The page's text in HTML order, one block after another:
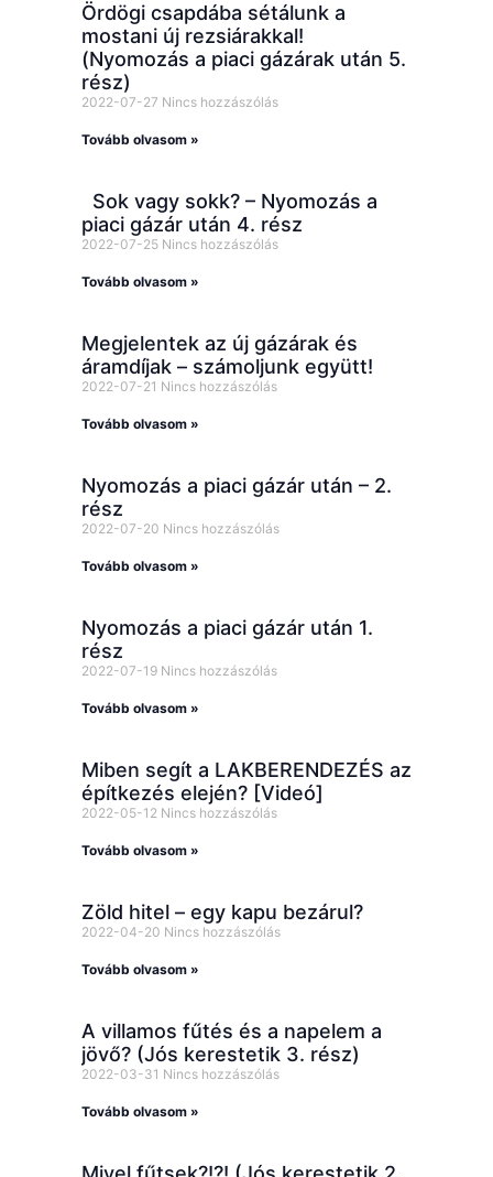
Ördögi csapdába sétálunk a
mostani új rezsiárakkal!
(Nyomozás a piaci gázárak után 5.
rész)
2022-07-27 Nincs hozzászólás
Tovább olvasom »
Sok vagy sokk? – Nyomozás a
piaci gázár után 4. rész
2022-07-25 Nincs hozzászólás
Tovább olvasom »
Megjelentek az új gázárak és
áramdíjak – számoljunk együtt!
2022-07-21 Nincs hozzászólás
Tovább olvasom »
Nyomozás a piaci gázár után – 2.
rész
2022-07-20 Nincs hozzászólás
Tovább olvasom »
Nyomozás a piaci gázár után 1.
rész
2022-07-19 Nincs hozzászólás
Tovább olvasom »
Miben segít a LAKBERENDEZÉS az
építkezés elején? [Videó]
2022-05-12 Nincs hozzászólás
Tovább olvasom »
Zöld hitel – egy kapu bezárul?
2022-04-20 Nincs hozzászólás
Tovább olvasom »
A villamos fűtés és a napelem a
jövő? (Jós kerestetik 3. rész)
2022-03-31 Nincs hozzászólás
Tovább olvasom »